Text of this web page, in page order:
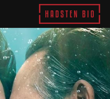
Hadsten Bio